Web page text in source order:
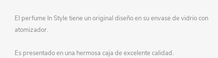
El perfume In Style tiene un original diseño en su envase de vidrio con
atomizador.
Es presentado en una hermosa caja de excelente calidad.